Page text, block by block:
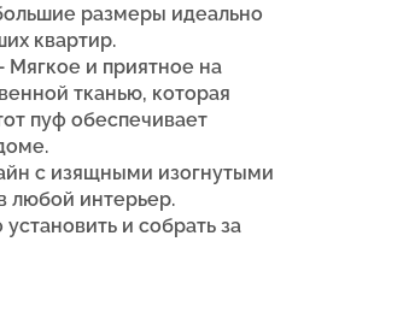
размеры идеально
квартир.
Мягкое и приятное на
тканью, которая
пуф обеспечивает
с изящными изогнутыми
любой интерьер.
и собрать за